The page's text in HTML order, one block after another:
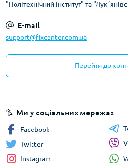
"Політехнічний інститут" та
E-mail
support@fixcenter.com.ua
Перейти до
Ми у соціальних мережах
Facebook
Twitter
Instagram